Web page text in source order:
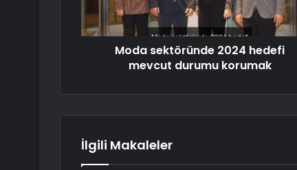
Moda sektöründe 2024 hedefi
mevcut durumu korumak
İlgili Makaleler